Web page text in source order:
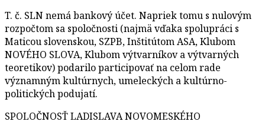
T. č. SLN nemá bankový účet. Napriek tomu s nulovým
rozpočtom sa spoločnosti (najmä vďaka spolupráci s
Maticou slovenskou, SZPB, Inštitútom ASA, Klubom
NOVÉHO SLOVA, Klubom výtvarníkov a výtvarných
teoretikov) podarilo participovať na celom rade
významným kultúrnych, umeleckých a kultúrno-
politických podujatí.
SPOLOČNOSŤ LADISLAVA NOVOMESKÉHO